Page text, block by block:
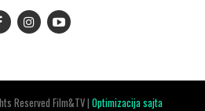
Reserved Film&TV |Optimizacija sajta